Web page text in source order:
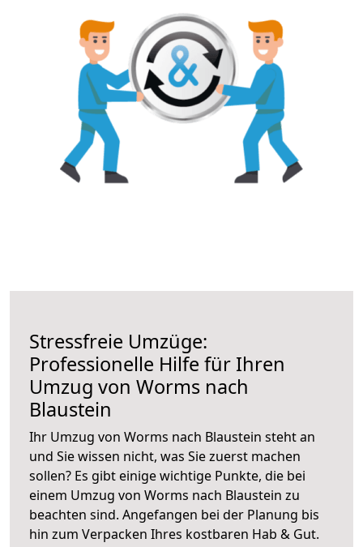
Stressfreie Umzüge:
Professionelle Hilfe für Ihren
Umzug von Worms nach
Blaustein
Ihr Umzug von Worms nach Blaustein steht an
und Sie wissen nicht, was Sie zuerst machen
sollen? Es gibt einige wichtige Punkte, die bei
einem Umzug von Worms nach Blaustein zu
beachten sind. Angefangen bei der Planung bis
hin zum Verpacken Ihres kostbaren Hab & Gut.